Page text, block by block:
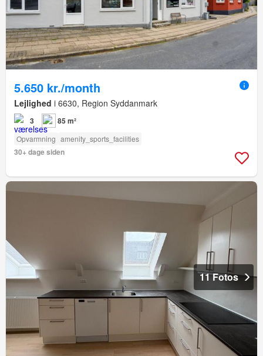
5.650 kr./month
Lejlighed i 6630, Region Syddanmark
3 85 m²
Opvarmning amenity_sports_facilities
30+ dage siden
11 Fotos